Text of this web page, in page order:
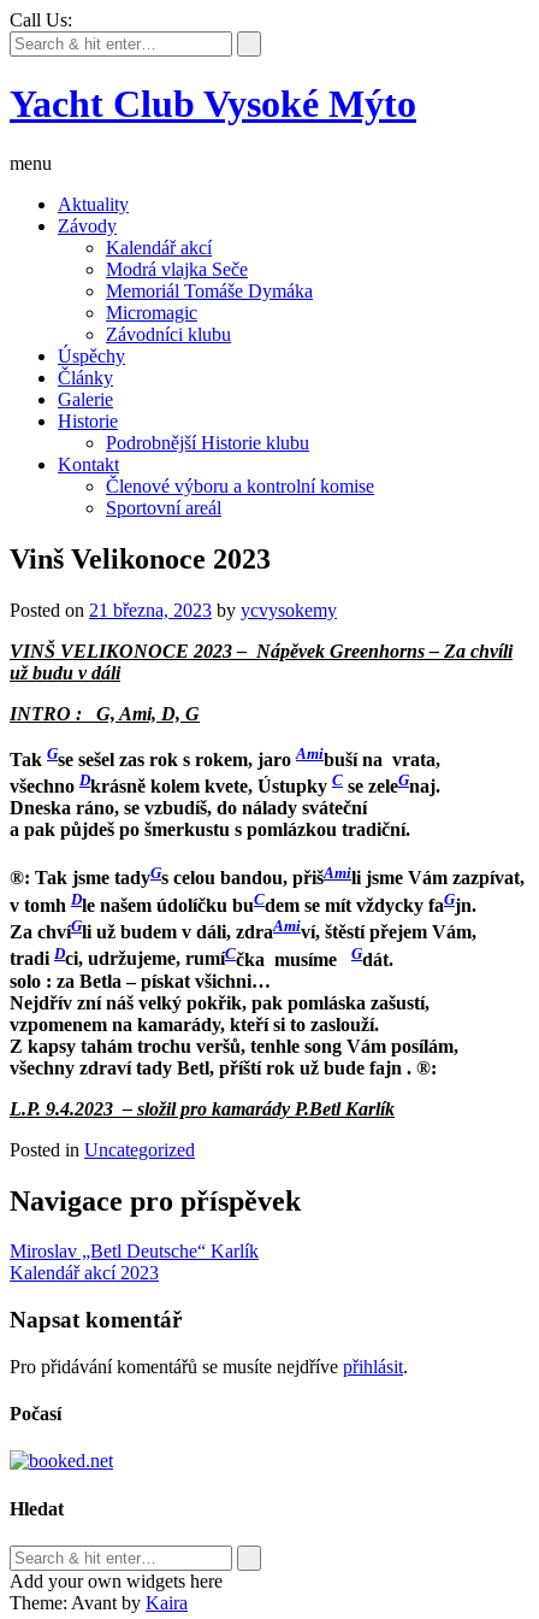
Call Us:
Yacht Club Vysoké Mýto
menu
Aktuality
Závody
Kalendář akcí
Modrá vlajka Seče
Memoriál Tomáše Dymáka
Micromagic
Závodníci klubu
Úspěchy
Články
Galerie
Historie
Podrobnější Historie klubu
Kontakt
Členové výboru a kontrolní komise
Sportovní areál
Vinš Velikonoce 2023
Posted on 21 března, 2023 by ycvysokemy
VINŠ VELIKONOCE 2023 – Nápěvek Greenhorns – Za chvíli
už budu v dáli
INTRO : G, Ami, D, G
Tak Gse sešel zas rok s rokem, jaroAmibuší na vrata,
všechno Dkrásně kolem kvete, Ústupky C se zeleGnaj.
Dneska ráno, se vzbudíš, do nálady sváteční
a pak půjdeš po šmerkustu s pomlázkou tradiční.
®: Tak jsme tadyGs celou bandou, přišAmili jsme Vám zazpívat,
v tomh Dle našem údolíčku buCdem se mít vždycky faGjn.
Za chvíGli už budem v dáli, zdraAmiví, štěstí přejem Vám,
tradi Dci, udržujeme, rumíCčka musíme Gdát.
solo : za Betla – pískat všichni…
Nejdřív zní náš velký pokřik, pak pomláska zašustí,
vzpomenem na kamarády, kteří si to zaslouží.
Z kapsy tahám trochu veršů, tenhle song Vám posílám,
všechny zdraví tady Betl, příští rok už bude fajn . ®:
L.P. 9.4.2023 – složil pro kamarády P.Betl Karlík
Posted in Uncategorized
Navigace pro příspěvek
Miroslav „Betl Deutsche“ Karlík
Kalendář akcí 2023
Napsat komentář
Pro přidávání komentářů se musíte nejdříve přihlásit.
Počasí
Hledat
Add your own widgets here
Theme: Avant by Kaira